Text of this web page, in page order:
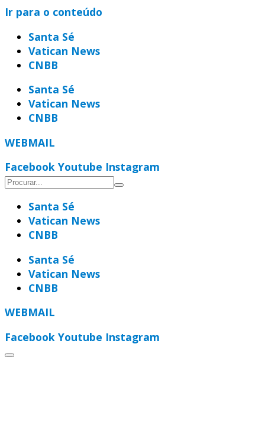
Ir para o conteúdo
Santa Sé
Vatican News
CNBB
Santa Sé
Vatican News
CNBB
WEBMAIL
Facebook Youtube Instagram
Santa Sé
Vatican News
CNBB
Santa Sé
Vatican News
CNBB
WEBMAIL
Facebook Youtube Instagram